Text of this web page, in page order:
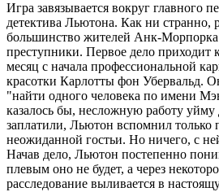
Игра завязывается вокруг главного
детектива Льютона. Как ни странно,
большинство жителей Анк-
преступники. Первое дело приходит
месяц с начала профессиональной
красотки Карлотты фон Убервальд.
"найти одного человека по имени
казалось бы, несложную работу
заплатили, Льютон вспомнил только
неожиданной гостьи. Но ничего, с
Начав дело, Льютон постепенно
плевым оно не будет, а через
расследование выливается в